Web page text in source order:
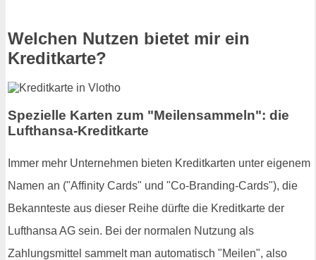
Welchen Nutzen bietet mir ein
Kreditkarte?
Spezielle Karten zum "Meilensammeln": die
Lufthansa-Kreditkarte
Immer mehr Unternehmen bieten Kreditkarten unter eigenem
Namen an ("Affinity Cards" und "Co-Branding-Cards"), die
Bekannteste aus dieser Reihe dürfte die Kreditkarte der
Lufthansa AG sein. Bei der normalen Nutzung als
Zahlungsmittel sammelt man automatisch "Meilen", also